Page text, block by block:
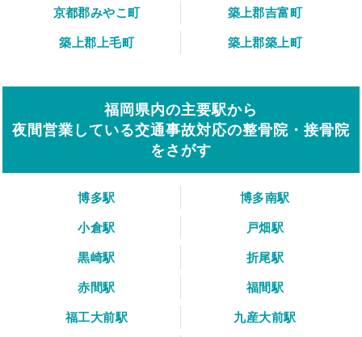
京都郡みやこ町
築上郡吉富町
築上郡上毛町
築上郡築上町
福岡県内の主要駅から
夜間営業している交通事故対応の整骨院・接骨院
をさがす
博多駅
博多南駅
小倉駅
戸畑駅
黒崎駅
折尾駅
赤間駅
福間駅
福工大前駅
九産大前駅